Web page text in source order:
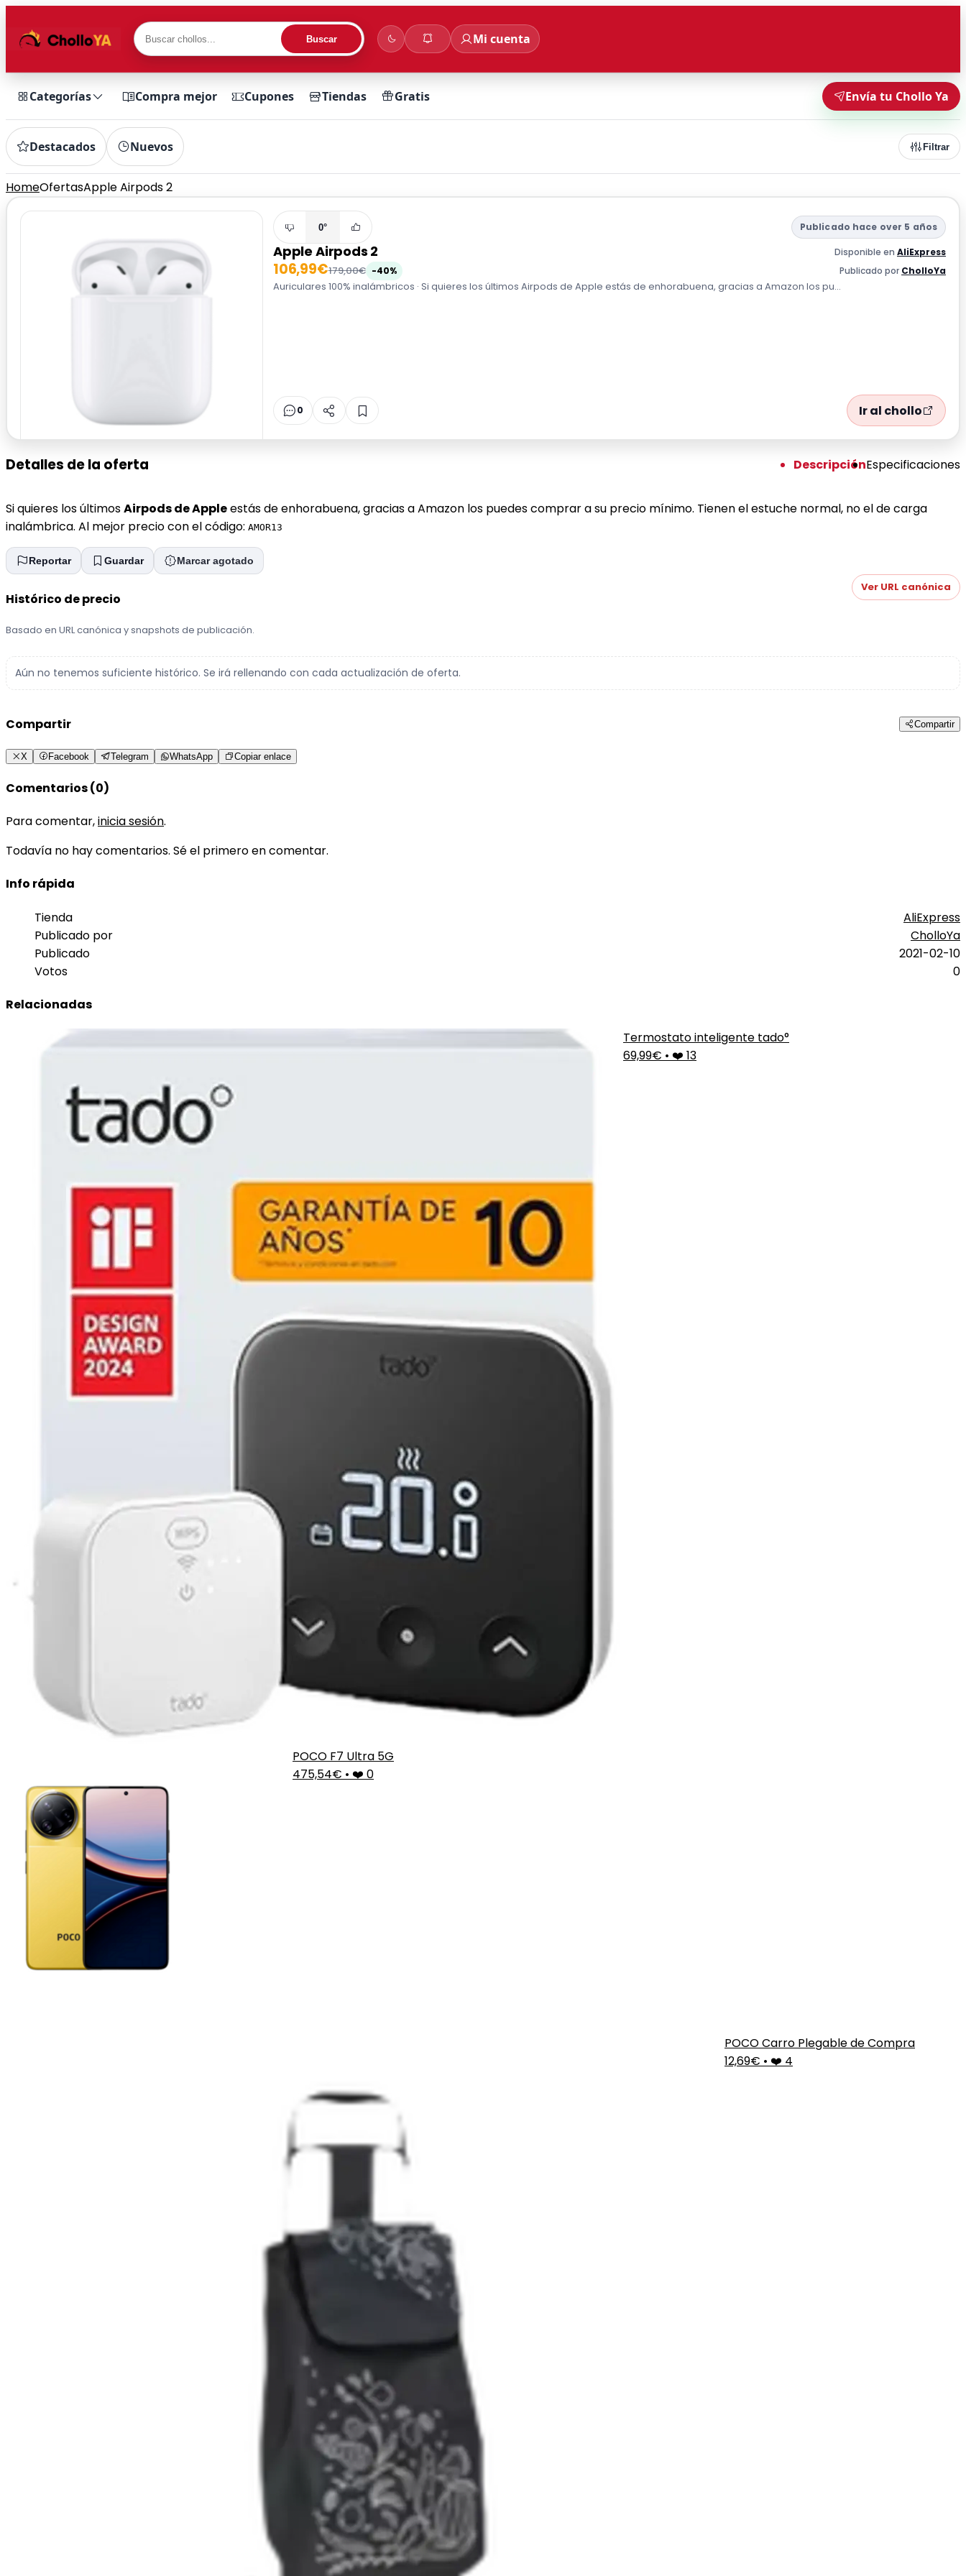
Buscar Mi cuenta
Categorías Compra mejor Cupones Tiendas Gratis Envía tu Chollo Ya
Destacados Nuevos Filtrar
HomeOfertasApple Airpods 2
0° Publicado hace over 5 años
Apple Airpods 2 Disponible en AliExpress
106,99€179,00€ -40% Publicado por CholloYa
Auriculares 100% inalámbricos · Si quieres los últimos Airpods de Apple estás de enhorabuena, gracias a Amazon los pu...
0 Ir al chollo
Detalles de la oferta DescripciónEspecificaciones
Si quieres los últimosAirpods de Appleestás de enhorabuena, gracias a Amazon los puedes comprar a su precio mínimo. Tienen el estuche normal, no el de carga
inalámbrica. Al mejor precio con el código: AMOR13
Reportar Guardar Marcar agotado
Histórico de precio
Basado en URL canónica y snapshots de publicación.
Ver URL canónica
Aún no tenemos suficiente histórico. Se irá rellenando con cada actualización de oferta.
Compartir Compartir
X Facebook Telegram WhatsApp Copiar enlace
Comentarios (0)
Para comentar,inicia sesión.
Todavía no hay comentarios. Sé el primero en comentar.
Info rápida
Tienda
AliExpress
Publicado por
CholloYa
Publicado
2021-02-10
Votos
0
Relacionadas
Termostato inteligente tado°
69,99€ • ❤️ 13
POCO F7 Ultra 5G
475,54€ • ❤️ 0
POCO Carro Plegable de Compra
12,69€ • ❤️ 4